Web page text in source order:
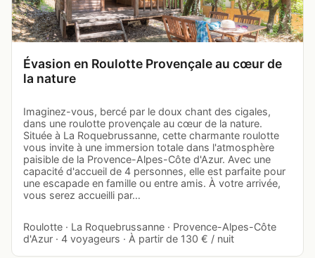
Évasion en Roulotte Provençale au cœur de
la nature
Imaginez-vous, bercé par le doux chant des cigales,
dans une roulotte provençale au cœur de la nature.
Située à La Roquebrussanne, cette charmante roulotte
vous invite à une immersion totale dans l'atmosphère
paisible de la Provence-Alpes-Côte d'Azur. Avec une
capacité d'accueil de 4 personnes, elle est parfaite pour
une escapade en famille ou entre amis. À votre arrivée,
vous serez accueilli par…
Roulotte · La Roquebrussanne · Provence-Alpes-Côte
d'Azur · 4 voyageurs · À partir de 130 € / nuit